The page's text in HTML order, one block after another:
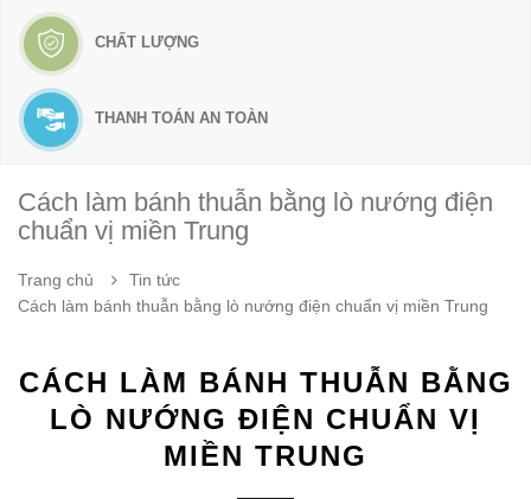
CHẤT LƯỢNG
THANH TOÁN AN TOÀN
Cách làm bánh thuẫn bằng lò nướng điện
chuẩn vị miền Trung
Trang chủ
Tin tức
Cách làm bánh thuẫn bằng lò nướng điện chuẩn vị miền Trung
CÁCH LÀM BÁNH THUẪN BẰNG
LÒ NƯỚNG ĐIỆN CHUẨN VỊ
MIỀN TRUNG